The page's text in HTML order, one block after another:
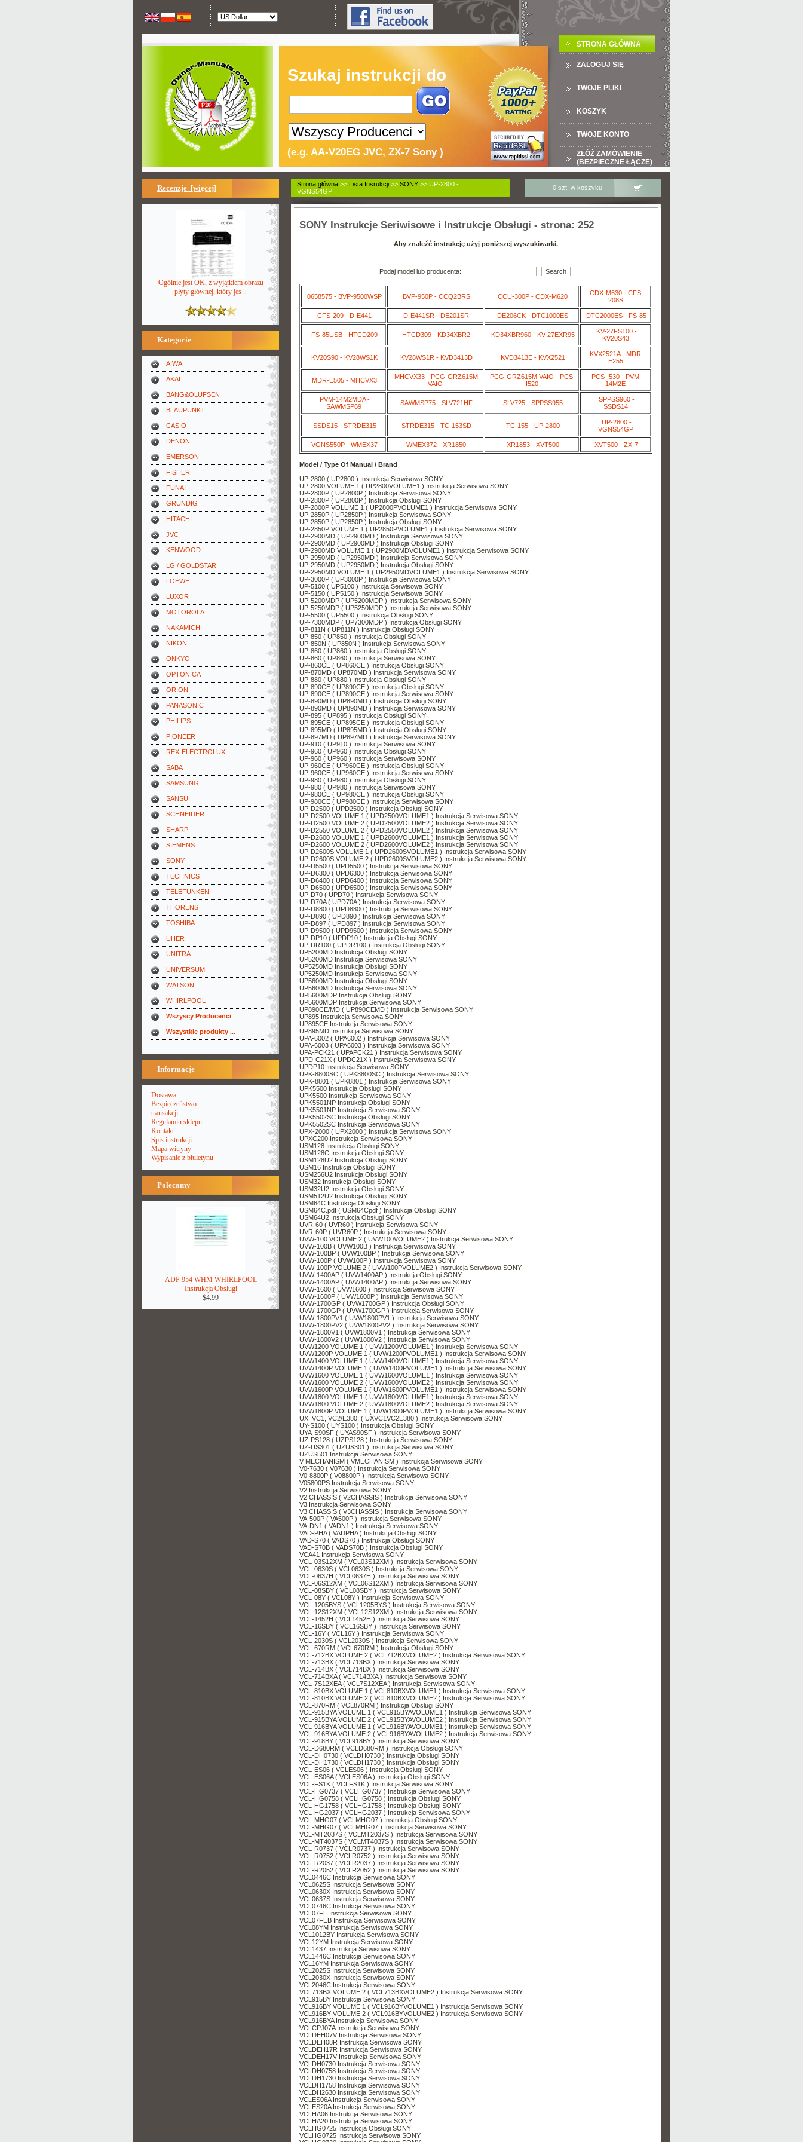
Szukaj instrukcji do
(e.g. AA-V20EG JVC, ZX-7 Sony )
STRONA GŁÓWNA
ZALOGUJ SIĘ
TWOJE PLIKI
KOSZYK
TWOJE KONTO
ZŁÓŻ ZAMÓWIENIE
(BEZPIECZNE ŁĄCZE)
Recenzje [więcej]
Ogólnie jest OK, z wyjątkiem obrazu
płyty głównej, który jes ..
Kategorie
AIWA
AKAI
BANG&OLUFSEN
BLAUPUNKT
CASIO
DENON
EMERSON
FISHER
FUNAI
GRUNDIG
HITACHI
JVC
KENWOOD
LG / GOLDSTAR
LOEWE
LUXOR
MOTOROLA
NAKAMICHI
NIKON
ONKYO
OPTONICA
ORION
PANASONIC
PHILIPS
PIONEER
REX-ELECTROLUX
SABA
SAMSUNG
SANSUI
SCHNEIDER
SHARP
SIEMENS
SONY
TECHNICS
TELEFUNKEN
THORENS
TOSHIBA
UHER
UNITRA
UNIVERSUM
WATSON
WHIRLPOOL
Wszyscy Producenci
Wszystkie produkty ...
Informacje
Dostawa
Bezpieczeństwo
transakcji
Regulamin sklepu
Kontakt
Spis instrukcji
Mapa witryny
Wypisanie z biuletynu
Polecamy
ADP 954 WHM WHIRLPOOL
Instrukcja Obsługi
$4.99
Strona główna >> Lista Insrukcji >> SONY >> UP-2800 -
VGNS54GP
0 szt. w koszyku
SONY Instrukcje Seriwisowe i Instrukcje Obsługi - strona: 252
Aby znaleźć instrukcję użyj poniższej wyszukiwarki.
Podaj model lub producenta:
0658575 - BVP-9500WSP BVP-950P - CCQ2BRS CCU-300P - CDX-M620
CDX-M630 - CFS-
208S
CFS-209 - D-E441 D-E441SR - DE201SR DE206CK - DTC1000ES DTC2000ES - FS-85
FS-85USB - HTCD209 HTCD309 - KD34XBR2 KD34XBR960 - KV-27EXR95
KV-27FS100 -
KV20S43
KV20S90 - KV28WS1K KV28WS1R - KVD3413D KVD3413E - KVX2521
KVX2521A - MDR-
E255
MDR-E505 - MHCVX3
MHCVX33 - PCG-GRZ615M
VAIO
PCG-GRZ615M VAIO - PCS-
I520
PCS-I530 - PVM-
14M2E
PVM-14M2MDA -
SAWMSP69
SAWMSP75 - SLV721HF SLV725 - SPPSS955
SPPSS960 -
SSDS14
SSDS15 - STRDE315 STRDE315 - TC-153SD TC-155 - UP-2800
UP-2800 -
VGNS54GP
VGNS550P - WMEX37 WMEX372 - XR1850 XR1853 - XVT500 XVT500 - ZX-7
Model / Type Of Manual / Brand
UP-2800 ( UP2800 ) Instrukcja Serwisowa SONY
UP-2800 VOLUME 1 ( UP2800VOLUME1 ) Instrukcja Serwisowa SONY
UP-2800P ( UP2800P ) Instrukcja Serwisowa SONY
UP-2800P ( UP2800P ) Instrukcja Obsługi SONY
UP-2800P VOLUME 1 ( UP2800PVOLUME1 ) Instrukcja Serwisowa SONY
UP-2850P ( UP2850P ) Instrukcja Serwisowa SONY
UP-2850P ( UP2850P ) Instrukcja Obsługi SONY
UP-2850P VOLUME 1 ( UP2850PVOLUME1 ) Instrukcja Serwisowa SONY
UP-2900MD ( UP2900MD ) Instrukcja Serwisowa SONY
UP-2900MD ( UP2900MD ) Instrukcja Obsługi SONY
UP-2900MD VOLUME 1 ( UP2900MDVOLUME1 ) Instrukcja Serwisowa SONY
UP-2950MD ( UP2950MD ) Instrukcja Serwisowa SONY
UP-2950MD ( UP2950MD ) Instrukcja Obsługi SONY
UP-2950MD VOLUME 1 ( UP2950MDVOLUME1 ) Instrukcja Serwisowa SONY
UP-3000P ( UP3000P ) Instrukcja Serwisowa SONY
UP-5100 ( UP5100 ) Instrukcja Serwisowa SONY
UP-5150 ( UP5150 ) Instrukcja Serwisowa SONY
UP-5200MDP ( UP5200MDP ) Instrukcja Serwisowa SONY
UP-5250MDP ( UP5250MDP ) Instrukcja Serwisowa SONY
UP-5500 ( UP5500 ) Instrukcja Obsługi SONY
UP-7300MDP ( UP7300MDP ) Instrukcja Obsługi SONY
UP-811N ( UP811N ) Instrukcja Obsługi SONY
UP-850 ( UP850 ) Instrukcja Obsługi SONY
UP-850N ( UP850N ) Instrukcja Serwisowa SONY
UP-860 ( UP860 ) Instrukcja Obsługi SONY
UP-860 ( UP860 ) Instrukcja Serwisowa SONY
UP-860CE ( UP860CE ) Instrukcja Obsługi SONY
UP-870MD ( UP870MD ) Instrukcja Serwisowa SONY
UP-880 ( UP880 ) Instrukcja Obsługi SONY
UP-890CE ( UP890CE ) Instrukcja Obsługi SONY
UP-890CE ( UP890CE ) Instrukcja Serwisowa SONY
UP-890MD ( UP890MD ) Instrukcja Obsługi SONY
UP-890MD ( UP890MD ) Instrukcja Serwisowa SONY
UP-895 ( UP895 ) Instrukcja Obsługi SONY
UP-895CE ( UP895CE ) Instrukcja Obsługi SONY
UP-895MD ( UP895MD ) Instrukcja Obsługi SONY
UP-897MD ( UP897MD ) Instrukcja Serwisowa SONY
UP-910 ( UP910 ) Instrukcja Serwisowa SONY
UP-960 ( UP960 ) Instrukcja Obsługi SONY
UP-960 ( UP960 ) Instrukcja Serwisowa SONY
UP-960CE ( UP960CE ) Instrukcja Obsługi SONY
UP-960CE ( UP960CE ) Instrukcja Serwisowa SONY
UP-980 ( UP980 ) Instrukcja Obsługi SONY
UP-980 ( UP980 ) Instrukcja Serwisowa SONY
UP-980CE ( UP980CE ) Instrukcja Obsługi SONY
UP-980CE ( UP980CE ) Instrukcja Serwisowa SONY
UP-D2500 ( UPD2500 ) Instrukcja Obsługi SONY
UP-D2500 VOLUME 1 ( UPD2500VOLUME1 ) Instrukcja Serwisowa SONY
UP-D2500 VOLUME 2 ( UPD2500VOLUME2 ) Instrukcja Serwisowa SONY
UP-D2550 VOLUME 2 ( UPD2550VOLUME2 ) Instrukcja Serwisowa SONY
UP-D2600 VOLUME 1 ( UPD2600VOLUME1 ) Instrukcja Serwisowa SONY
UP-D2600 VOLUME 2 ( UPD2600VOLUME2 ) Instrukcja Serwisowa SONY
UP-D2600S VOLUME 1 ( UPD2600SVOLUME1 ) Instrukcja Serwisowa SONY
UP-D2600S VOLUME 2 ( UPD2600SVOLUME2 ) Instrukcja Serwisowa SONY
UP-D5500 ( UPD5500 ) Instrukcja Serwisowa SONY
UP-D6300 ( UPD6300 ) Instrukcja Serwisowa SONY
UP-D6400 ( UPD6400 ) Instrukcja Serwisowa SONY
UP-D6500 ( UPD6500 ) Instrukcja Serwisowa SONY
UP-D70 ( UPD70 ) Instrukcja Serwisowa SONY
UP-D70A ( UPD70A ) Instrukcja Serwisowa SONY
UP-D8800 ( UPD8800 ) Instrukcja Serwisowa SONY
UP-D890 ( UPD890 ) Instrukcja Serwisowa SONY
UP-D897 ( UPD897 ) Instrukcja Serwisowa SONY
UP-D9500 ( UPD9500 ) Instrukcja Serwisowa SONY
UP-DP10 ( UPDP10 ) Instrukcja Obsługi SONY
UP-DR100 ( UPDR100 ) Instrukcja Obsługi SONY
UP5200MD Instrukcja Obsługi SONY
UP5200MD Instrukcja Serwisowa SONY
UP5250MD Instrukcja Obsługi SONY
UP5250MD Instrukcja Serwisowa SONY
UP5600MD Instrukcja Obsługi SONY
UP5600MD Instrukcja Serwisowa SONY
UP5600MDP Instrukcja Obsługi SONY
UP5600MDP Instrukcja Serwisowa SONY
UP890CE/MD ( UP890CEMD ) Instrukcja Serwisowa SONY
UP895 Instrukcja Serwisowa SONY
UP895CE Instrukcja Serwisowa SONY
UP895MD Instrukcja Serwisowa SONY
UPA-6002 ( UPA6002 ) Instrukcja Serwisowa SONY
UPA-6003 ( UPA6003 ) Instrukcja Serwisowa SONY
UPA-PCK21 ( UPAPCK21 ) Instrukcja Serwisowa SONY
UPD-C21X ( UPDC21X ) Instrukcja Serwisowa SONY
UPDP10 Instrukcja Serwisowa SONY
UPK-8800SC ( UPK8800SC ) Instrukcja Serwisowa SONY
UPK-8801 ( UPK8801 ) Instrukcja Serwisowa SONY
UPK5500 Instrukcja Obsługi SONY
UPK5500 Instrukcja Serwisowa SONY
UPK5501NP Instrukcja Obsługi SONY
UPK5501NP Instrukcja Serwisowa SONY
UPK5502SC Instrukcja Obsługi SONY
UPK5502SC Instrukcja Serwisowa SONY
UPX-2000 ( UPX2000 ) Instrukcja Serwisowa SONY
UPXC200 Instrukcja Serwisowa SONY
USM128 Instrukcja Obsługi SONY
USM128C Instrukcja Obsługi SONY
USM128U2 Instrukcja Obsługi SONY
USM16 Instrukcja Obsługi SONY
USM256U2 Instrukcja Obsługi SONY
USM32 Instrukcja Obsługi SONY
USM32U2 Instrukcja Obsługi SONY
USM512U2 Instrukcja Obsługi SONY
USM64C Instrukcja Obsługi SONY
USM64C.pdf ( USM64Cpdf ) Instrukcja Obsługi SONY
USM64U2 Instrukcja Obsługi SONY
UVR-60 ( UVR60 ) Instrukcja Serwisowa SONY
UVR-60P ( UVR60P ) Instrukcja Serwisowa SONY
UVW-100 VOLUME 2 ( UVW100VOLUME2 ) Instrukcja Serwisowa SONY
UVW-100B ( UVW100B ) Instrukcja Serwisowa SONY
UVW-100BP ( UVW100BP ) Instrukcja Serwisowa SONY
UVW-100P ( UVW100P ) Instrukcja Serwisowa SONY
UVW-100P VOLUME 2 ( UVW100PVOLUME2 ) Instrukcja Serwisowa SONY
UVW-1400AP ( UVW1400AP ) Instrukcja Obsługi SONY
UVW-1400AP ( UVW1400AP ) Instrukcja Serwisowa SONY
UVW-1600 ( UVW1600 ) Instrukcja Serwisowa SONY
UVW-1600P ( UVW1600P ) Instrukcja Serwisowa SONY
UVW-1700GP ( UVW1700GP ) Instrukcja Obsługi SONY
UVW-1700GP ( UVW1700GP ) Instrukcja Serwisowa SONY
UVW-1800PV1 ( UVW1800PV1 ) Instrukcja Serwisowa SONY
UVW-1800PV2 ( UVW1800PV2 ) Instrukcja Serwisowa SONY
UVW-1800V1 ( UVW1800V1 ) Instrukcja Serwisowa SONY
UVW-1800V2 ( UVW1800V2 ) Instrukcja Serwisowa SONY
UVW1200 VOLUME 1 ( UVW1200VOLUME1 ) Instrukcja Serwisowa SONY
UVW1200P VOLUME 1 ( UVW1200PVOLUME1 ) Instrukcja Serwisowa SONY
UVW1400 VOLUME 1 ( UVW1400VOLUME1 ) Instrukcja Serwisowa SONY
UVW1400P VOLUME 1 ( UVW1400PVOLUME1 ) Instrukcja Serwisowa SONY
UVW1600 VOLUME 1 ( UVW1600VOLUME1 ) Instrukcja Serwisowa SONY
UVW1600 VOLUME 2 ( UVW1600VOLUME2 ) Instrukcja Serwisowa SONY
UVW1600P VOLUME 1 ( UVW1600PVOLUME1 ) Instrukcja Serwisowa SONY
UVW1800 VOLUME 1 ( UVW1800VOLUME1 ) Instrukcja Serwisowa SONY
UVW1800 VOLUME 2 ( UVW1800VOLUME2 ) Instrukcja Serwisowa SONY
UVW1800P VOLUME 1 ( UVW1800PVOLUME1 ) Instrukcja Serwisowa SONY
UX, VC1, VC2/E380: ( UXVC1VC2E380 ) Instrukcja Serwisowa SONY
UY-S100 ( UYS100 ) Instrukcja Obsługi SONY
UYA-S90SF ( UYAS90SF ) Instrukcja Serwisowa SONY
UZ-PS128 ( UZPS128 ) Instrukcja Serwisowa SONY
UZ-US301 ( UZUS301 ) Instrukcja Serwisowa SONY
UZUS501 Instrukcja Serwisowa SONY
V MECHANISM ( VMECHANISM ) Instrukcja Serwisowa SONY
V0-7630 ( V07630 ) Instrukcja Serwisowa SONY
V0-8800P ( V08800P ) Instrukcja Serwisowa SONY
V05800PS Instrukcja Serwisowa SONY
V2 Instrukcja Serwisowa SONY
V2 CHASSIS ( V2CHASSIS ) Instrukcja Serwisowa SONY
V3 Instrukcja Serwisowa SONY
V3 CHASSIS ( V3CHASSIS ) Instrukcja Serwisowa SONY
VA-500P ( VA500P ) Instrukcja Serwisowa SONY
VA-DN1 ( VADN1 ) Instrukcja Serwisowa SONY
VAD-PHA ( VADPHA ) Instrukcja Obsługi SONY
VAD-S70 ( VADS70 ) Instrukcja Obsługi SONY
VAD-S70B ( VADS70B ) Instrukcja Obsługi SONY
VCA41 Instrukcja Serwisowa SONY
VCL-03S12XM ( VCL03S12XM ) Instrukcja Serwisowa SONY
VCL-0630S ( VCL0630S ) Instrukcja Serwisowa SONY
VCL-0637H ( VCL0637H ) Instrukcja Serwisowa SONY
VCL-06S12XM ( VCL06S12XM ) Instrukcja Serwisowa SONY
VCL-08SBY ( VCL08SBY ) Instrukcja Serwisowa SONY
VCL-08Y ( VCL08Y ) Instrukcja Serwisowa SONY
VCL-1205BYS ( VCL1205BYS ) Instrukcja Serwisowa SONY
VCL-12S12XM ( VCL12S12XM ) Instrukcja Serwisowa SONY
VCL-1452H ( VCL1452H ) Instrukcja Serwisowa SONY
VCL-16SBY ( VCL16SBY ) Instrukcja Serwisowa SONY
VCL-16Y ( VCL16Y ) Instrukcja Serwisowa SONY
VCL-2030S ( VCL2030S ) Instrukcja Serwisowa SONY
VCL-670RM ( VCL670RM ) Instrukcja Obsługi SONY
VCL-712BX VOLUME 2 ( VCL712BXVOLUME2 ) Instrukcja Serwisowa SONY
VCL-713BX ( VCL713BX ) Instrukcja Serwisowa SONY
VCL-714BX ( VCL714BX ) Instrukcja Serwisowa SONY
VCL-714BXA ( VCL714BXA ) Instrukcja Serwisowa SONY
VCL-7S12XEA ( VCL7S12XEA ) Instrukcja Serwisowa SONY
VCL-810BX VOLUME 1 ( VCL810BXVOLUME1 ) Instrukcja Serwisowa SONY
VCL-810BX VOLUME 2 ( VCL810BXVOLUME2 ) Instrukcja Serwisowa SONY
VCL-870RM ( VCL870RM ) Instrukcja Obsługi SONY
VCL-915BYA VOLUME 1 ( VCL915BYAVOLUME1 ) Instrukcja Serwisowa SONY
VCL-915BYA VOLUME 2 ( VCL915BYAVOLUME2 ) Instrukcja Serwisowa SONY
VCL-916BYA VOLUME 1 ( VCL916BYAVOLUME1 ) Instrukcja Serwisowa SONY
VCL-916BYA VOLUME 2 ( VCL916BYAVOLUME2 ) Instrukcja Serwisowa SONY
VCL-918BY ( VCL918BY ) Instrukcja Serwisowa SONY
VCL-D680RM ( VCLD680RM ) Instrukcja Obsługi SONY
VCL-DH0730 ( VCLDH0730 ) Instrukcja Obsługi SONY
VCL-DH1730 ( VCLDH1730 ) Instrukcja Obsługi SONY
VCL-ES06 ( VCLES06 ) Instrukcja Obsługi SONY
VCL-ES06A ( VCLES06A ) Instrukcja Obsługi SONY
VCL-FS1K ( VCLFS1K ) Instrukcja Serwisowa SONY
VCL-HG0737 ( VCLHG0737 ) Instrukcja Serwisowa SONY
VCL-HG0758 ( VCLHG0758 ) Instrukcja Obsługi SONY
VCL-HG1758 ( VCLHG1758 ) Instrukcja Obsługi SONY
VCL-HG2037 ( VCLHG2037 ) Instrukcja Serwisowa SONY
VCL-MHG07 ( VCLMHG07 ) Instrukcja Obsługi SONY
VCL-MHG07 ( VCLMHG07 ) Instrukcja Serwisowa SONY
VCL-MT2037S ( VCLMT2037S ) Instrukcja Serwisowa SONY
VCL-MT4037S ( VCLMT4037S ) Instrukcja Serwisowa SONY
VCL-R0737 ( VCLR0737 ) Instrukcja Serwisowa SONY
VCL-R0752 ( VCLR0752 ) Instrukcja Serwisowa SONY
VCL-R2037 ( VCLR2037 ) Instrukcja Serwisowa SONY
VCL-R2052 ( VCLR2052 ) Instrukcja Serwisowa SONY
VCL0446C Instrukcja Serwisowa SONY
VCL0625S Instrukcja Serwisowa SONY
VCL0630X Instrukcja Serwisowa SONY
VCL0637S Instrukcja Serwisowa SONY
VCL0746C Instrukcja Serwisowa SONY
VCL07FE Instrukcja Serwisowa SONY
VCL07FEB Instrukcja Serwisowa SONY
VCL08YM Instrukcja Serwisowa SONY
VCL1012BY Instrukcja Serwisowa SONY
VCL12YM Instrukcja Serwisowa SONY
VCL1437 Instrukcja Serwisowa SONY
VCL1446C Instrukcja Serwisowa SONY
VCL16YM Instrukcja Serwisowa SONY
VCL2025S Instrukcja Serwisowa SONY
VCL2030X Instrukcja Serwisowa SONY
VCL2046C Instrukcja Serwisowa SONY
VCL713BX VOLUME 2 ( VCL713BXVOLUME2 ) Instrukcja Serwisowa SONY
VCL915BY Instrukcja Serwisowa SONY
VCL916BY VOLUME 1 ( VCL916BYVOLUME1 ) Instrukcja Serwisowa SONY
VCL916BY VOLUME 2 ( VCL916BYVOLUME2 ) Instrukcja Serwisowa SONY
VCL916BYA Instrukcja Serwisowa SONY
VCLCPJ07A Instrukcja Serwisowa SONY
VCLDEH07V Instrukcja Serwisowa SONY
VCLDEH08R Instrukcja Serwisowa SONY
VCLDEH17R Instrukcja Serwisowa SONY
VCLDEH17V Instrukcja Serwisowa SONY
VCLDH0730 Instrukcja Serwisowa SONY
VCLDH0758 Instrukcja Serwisowa SONY
VCLDH1730 Instrukcja Serwisowa SONY
VCLDH1758 Instrukcja Serwisowa SONY
VCLDH2630 Instrukcja Serwisowa SONY
VCLES06A Instrukcja Serwisowa SONY
VCLES20A Instrukcja Serwisowa SONY
VCLHA06 Instrukcja Serwisowa SONY
VCLHA20 Instrukcja Serwisowa SONY
VCLHG0725 Instrukcja Obsługi SONY
VCLHG0725 Instrukcja Serwisowa SONY